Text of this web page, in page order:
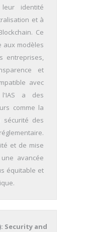
identité
et à
Ce
aux modèles
entreprises,
et
avec
l'IAS a des
comme la
des
et de mise
avancée
équitable et
Security and